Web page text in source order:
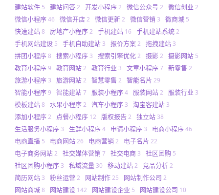
建站软件 5 建站问答2 开发小程序2 微信公众号 2 微信创业 2
微信小程序46 微信开店2 微信更新2 微信营销 3 微商城 5
快速建站8 房地产小程序2 手机建站 16 手机建站系统2
手机网站建设 5 手机自助建站 3 报价方案2 拖拽建站 3
拼团小程序8 搜索小程序 3 搜索引擎优化2 摄影2 摄影网站 5
教育小程序9 教育网站2 教育行业 3 文章小程序7 新零售 2
旅游小程序 3 旅游网站2 智慧零售 2 智能名片 29
智能小程序9 智能建站7 服装小程序4 服装网站2 服装行业 3
模板建站8 水果小程序2 汽车小程序 3 淘宝客建站 3
添加小程序2 点餐小程序 12 版权报告2 独立站 38
生活服务小程序 3 生鲜小程序4 申请小程序 3 电商小程序46
电商直播 5 电商网站26 电商营销 2 电子名片 22
电子商务网站2 社交媒体营销 7 社交电商 3 社区团购 5
社区团购小程序 3 私域流量 30 移动建站2 竞品分析2
简历网站 3 粉丝运营2 网站制作25 网站制作公司 2
网站商城8 网站建设 142 网站建设企业 5 网站建设公司 10